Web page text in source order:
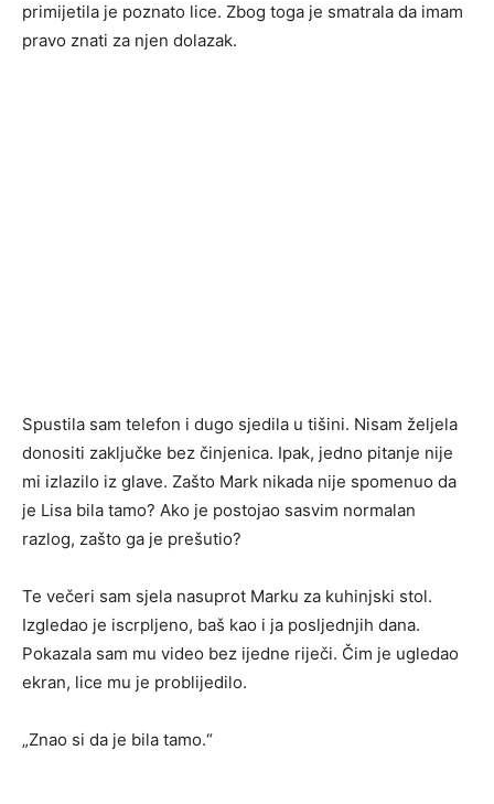
primijetila je poznato lice. Zbog toga je smatrala da imam
pravo znati za njen dolazak.
Spustila sam telefon i dugo sjedila u tišini. Nisam željela
donositi zaključke bez činjenica. Ipak, jedno pitanje nije
mi izlazilo iz glave. Zašto Mark nikada nije spomenuo da
je Lisa bila tamo? Ako je postojao sasvim normalan
razlog, zašto ga je prešutio?
Te večeri sam sjela nasuprot Marku za kuhinjski stol.
Izgledao je iscrpljeno, baš kao i ja posljednjih dana.
Pokazala sam mu video bez ijedne riječi. Čim je ugledao
ekran, lice mu je problijedilo.
„Znao si da je bila tamo.“